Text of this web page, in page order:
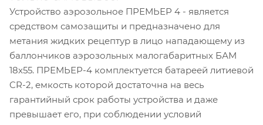
Устройство аэрозольное ПРЕМЬЕР 4 - является
средством самозащиты и предназначено для
метания жидких рецептур в лицо нападающему из
баллончиков аэрозольных малогабаритных БАМ
18х55. ПРЕМЬЕР-4 комплектуется батареей литиевой
CR-2, емкость которой достаточна на весь
гарантийный срок работы устройства и даже
превышает его, при соблюдении условий